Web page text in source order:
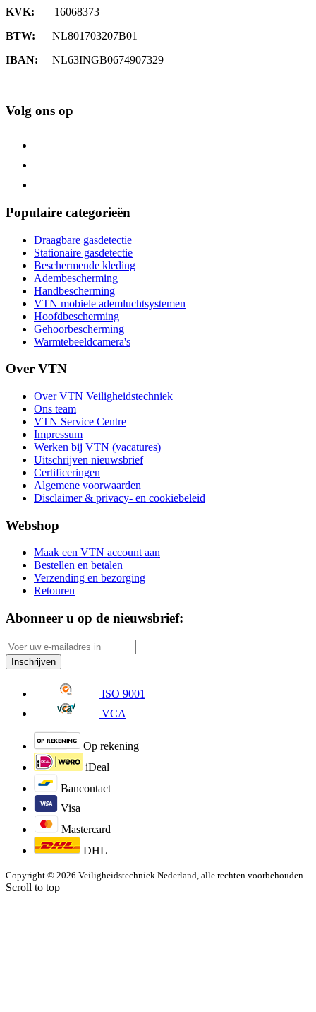
KVK: 16068373
BTW: NL801703207B01
IBAN: NL63INGB0674907329
Volg ons op
Populaire categorieën
Draagbare gasdetectie
Stationaire gasdetectie
Beschermende kleding
Adembescherming
Handbescherming
VTN mobiele ademluchtsystemen
Hoofdbescherming
Gehoorbescherming
Warmtebeeldcamera's
Over VTN
Over VTN Veiligheidstechniek
Ons team
VTN Service Centre
Impressum
Werken bij VTN (vacatures)
Uitschrijven nieuwsbrief
Certificeringen
Algemene voorwaarden
Disclaimer & privacy- en cookiebeleid
Webshop
Maak een VTN account aan
Bestellen en betalen
Verzending en bezorging
Retouren
Abonneer u op de nieuwsbrief:
Inschrijven
ISO 9001
VCA
Op rekening
iDeal
Bancontact
Visa
Mastercard
DHL
Copyright © 2026 Veiligheidstechniek Nederland, alle rechten voorbehouden
Scroll to top